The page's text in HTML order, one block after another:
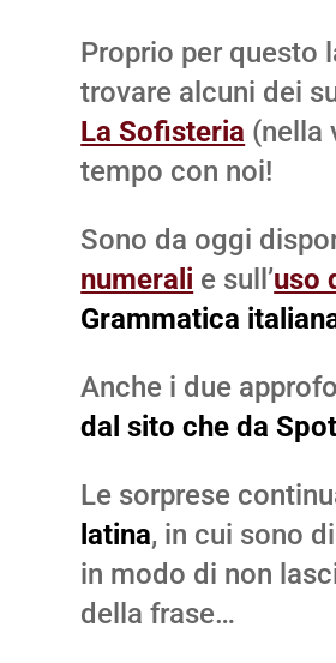
Proprio per questo
trovare alcuni dei
La Sofisteria (nella
tempo con noi!
Sono da oggi
numerali e sull’uso
Grammatica
Anche i due
dal sito che da
Le sorprese
latina, in cui sono
in modo di non
della frase…